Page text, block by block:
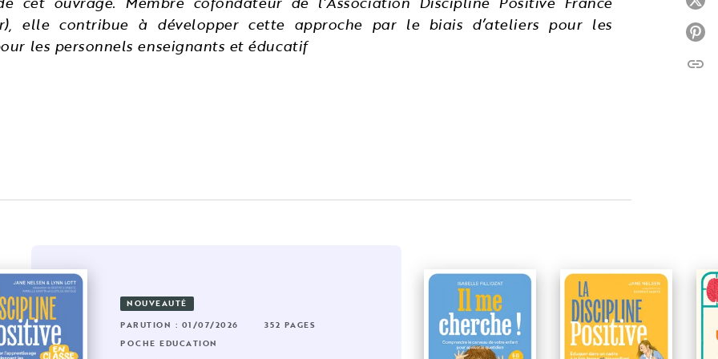
elle contribue à développer cette approche par le biais d’ateliers pour les
les personnels enseignants et éducatif
PAGES
: 02/04/2025
192 PAGES
EDUCATION
NOUVEAUTÉ
PARUTION : 01/07/2026
352 PAGES
POCHE EDUCATION
NOUVEAUTÉ
PARUTION : 08/04/2026
POCHE EDUCATION
link